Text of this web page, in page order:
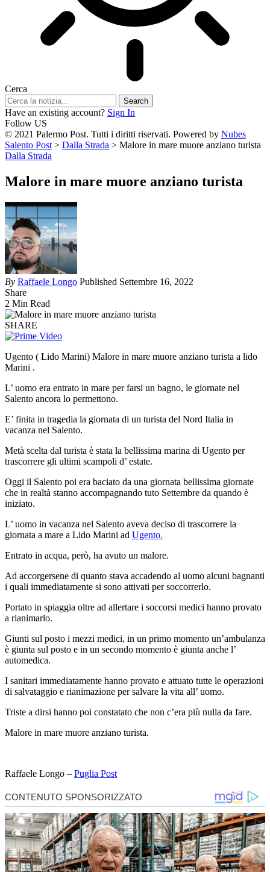
Cerca
Have an existing account? Sign In
Follow US
© 2021 Palermo Post. Tutti i diritti riservati. Powered by Nubes
Salento Post > Dalla Strada > Malore in mare muore anziano turista
Dalla Strada
Malore in mare muore anziano turista
By Raffaele Longo Published Settembre 16, 2022
Share
2 Min Read
SHARE
Ugento ( Lido Marini) Malore in mare muore anziano turista a lido
Marini .
L’ uomo era entrato in mare per farsi un bagno, le giornate nel
Salento ancora lo permettono.
E’ finita in tragedia la giornata di un turista del Nord Italia in
vacanza nel Salento.
Metà scelta dal turista è stata la bellissima marina di Ugento per
trascorrere gli ultimi scampoli d’ estate.
Oggi il Salento poi era baciato da una giornata bellissima giornate
che in realtà stanno accompagnando tuto Settembre da quando è
iniziato.
L’ uomo in vacanza nel Salento aveva deciso di trascorrere la
giornata a mare a Lido Marini ad Ugento.
Entrato in acqua, però, ha avuto un malore.
Ad accorgersene di quanto stava accadendo al uomo alcuni bagnanti
i quali immediatamente si sono attivati per soccorrerlo.
Portato in spiaggia oltre ad allertare i soccorsi medici hanno provato
a rianimarlo.
Giunti sul posto i mezzi medici, in un primo momento un’ambulanza
è giunta sul posto e in un secondo momento è giunta anche l’
automedica.
I sanitari immediatamente hanno provato e attuato tutte le operazioni
di salvataggio e rianimazione per salvare la vita all’ uomo.
Triste a dirsi hanno poi constatato che non c’era più nulla da fare.
Malore in mare muore anziano turista.
Raffaele Longo – Puglia Post